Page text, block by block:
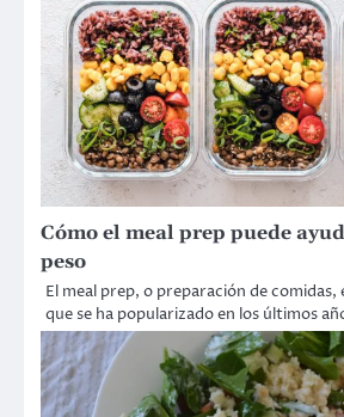
Cómo el meal prep puede
peso
El meal prep, o preparación de comidas,
que se ha popularizado en los últimos